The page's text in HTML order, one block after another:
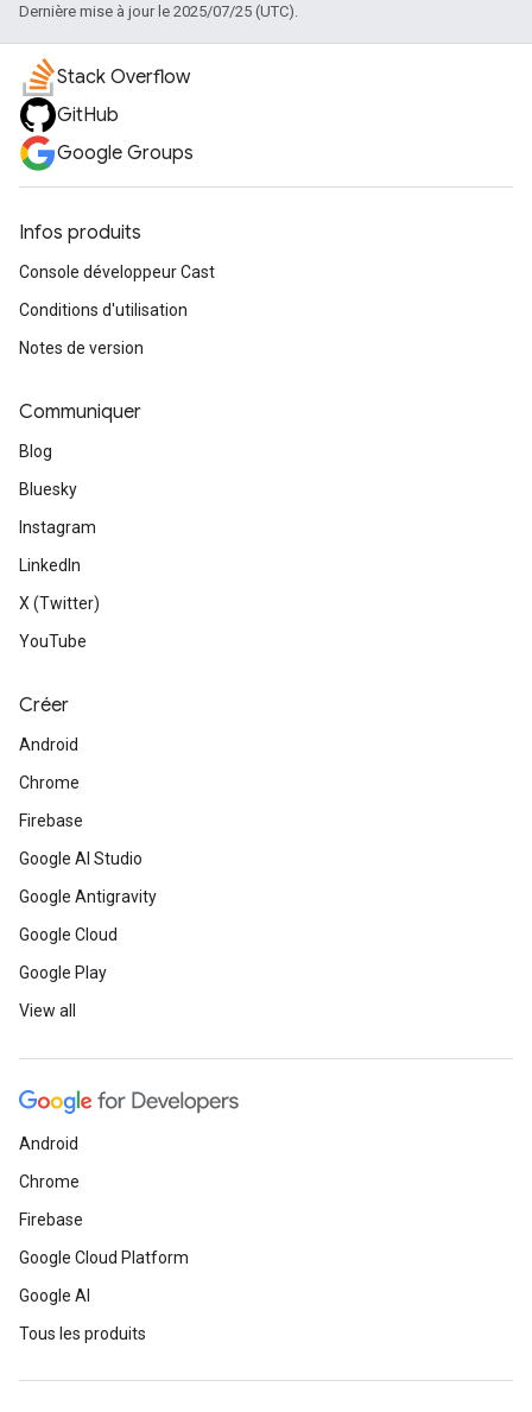
Dernière mise à jour le 2025/07/25 (UTC).
Stack Overflow
GitHub
Google Groups
Infos produits
Console développeur Cast
Conditions d'utilisation
Notes de version
Communiquer
Blog
Bluesky
Instagram
LinkedIn
X (Twitter)
YouTube
Créer
Android
Chrome
Firebase
Google AI Studio
Google Antigravity
Google Cloud
Google Play
View all
Android
Chrome
Firebase
Google Cloud Platform
Google AI
Tous les produits